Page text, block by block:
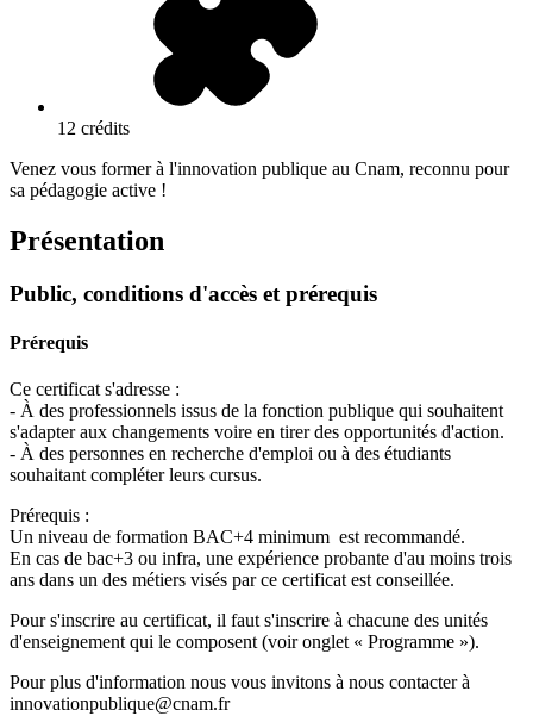
12 crédits
Venez vous former à l'innovation publique au Cnam, reconnu pour
sa pédagogie active !
Présentation
Public, conditions d'accès et prérequis
Prérequis
Ce certificat s'adresse :
- À des professionnels issus de la fonction publique qui souhaitent
s'adapter aux changements voire en tirer des opportunités d'action.
- À des personnes en recherche d'emploi ou à des étudiants
souhaitant compléter leurs cursus.
Prérequis :
Un niveau de formation BAC+4 minimum est recommandé.
En cas de bac+3 ou infra, une expérience probante d'au moins trois
ans dans un des métiers visés par ce certificat est conseillée.
Pour s'inscrire au certificat, il faut s'inscrire à chacune des unités
d'enseignement qui le composent (voir onglet « Programme »).
Pour plus d'information nous vous invitons à nous contacter à
innovationpublique@cnam.fr